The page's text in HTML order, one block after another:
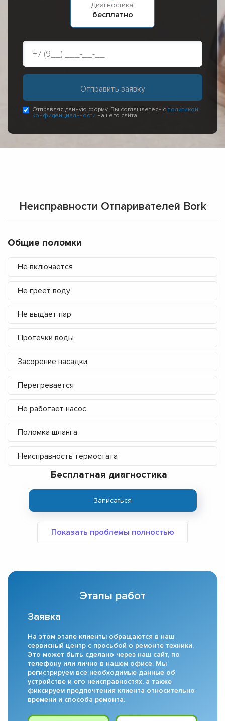
Диагностика:
бесплатно
Отправляя данную форму, Вы соглашаетесь с политикой
конфиденциальности нашего сайта
Неисправности Отпаривателей Bork
Общие поломки
Не включается
Не греет воду
Не выдает пар
Протечки воды
Засорение насадки
Перегревается
Не работает насос
Поломка шланга
Неисправность термостата
Бесплатная диагностика
Записаться
Этапы работ
Заявка
На этом этапе клиенты обращаются в наш
сервисный центр с просьбой о ремонте техники.
Это может быть сделано через наш сайт, по
телефону или лично в нашем офисе. Мы
регистрируем все необходимые данные об
устройстве и его неисправностях, а также
фиксируем предпочтения клиента относительно
времени и способа ремонта.